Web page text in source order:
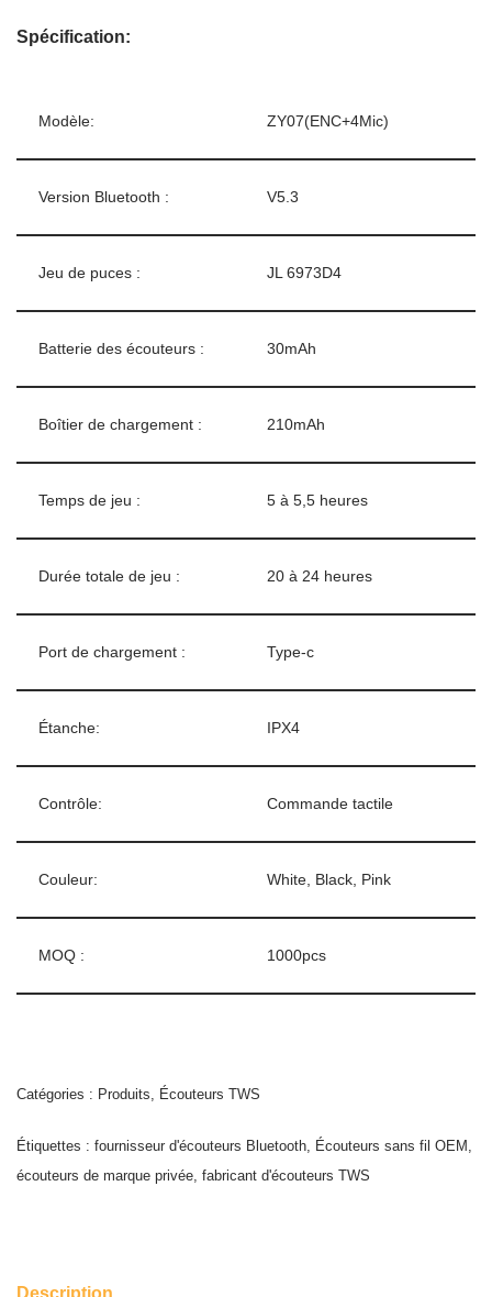
Spécification:
Modèle: ZY07(ENC+4Mic)
Version Bluetooth : V5.3
Jeu de puces : JL 6973D4
Batterie des écouteurs : 30mAh
Boîtier de chargement : 210mAh
Temps de jeu : 5 à 5,5 heures
Durée totale de jeu : 20 à 24 heures
Port de chargement : Type-c
Étanche: IPX4
Contrôle: Commande tactile
Couleur: White, Black, Pink
MOQ : 1000pcs
Catégories : Produits, Écouteurs TWS
Étiquettes : fournisseur d'écouteurs Bluetooth, Écouteurs sans fil OEM ,
écouteurs de marque privée, fabricant d'écouteurs TWS
Description